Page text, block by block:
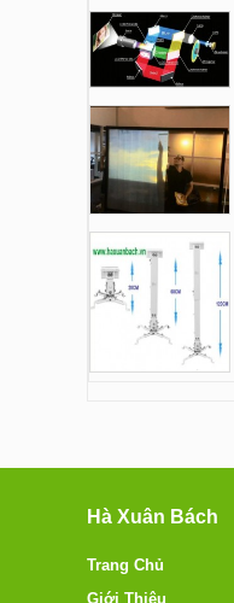
Hà Xuân Bách
Trang Chủ
Giới Thiệu